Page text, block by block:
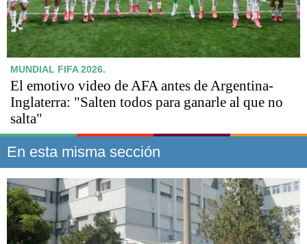
MUNDIAL FIFA 2026.
El emotivo video de AFA antes de Argentina-
Inglaterra: "Salten todos para ganarle al que no
salta"
En esta misma sección